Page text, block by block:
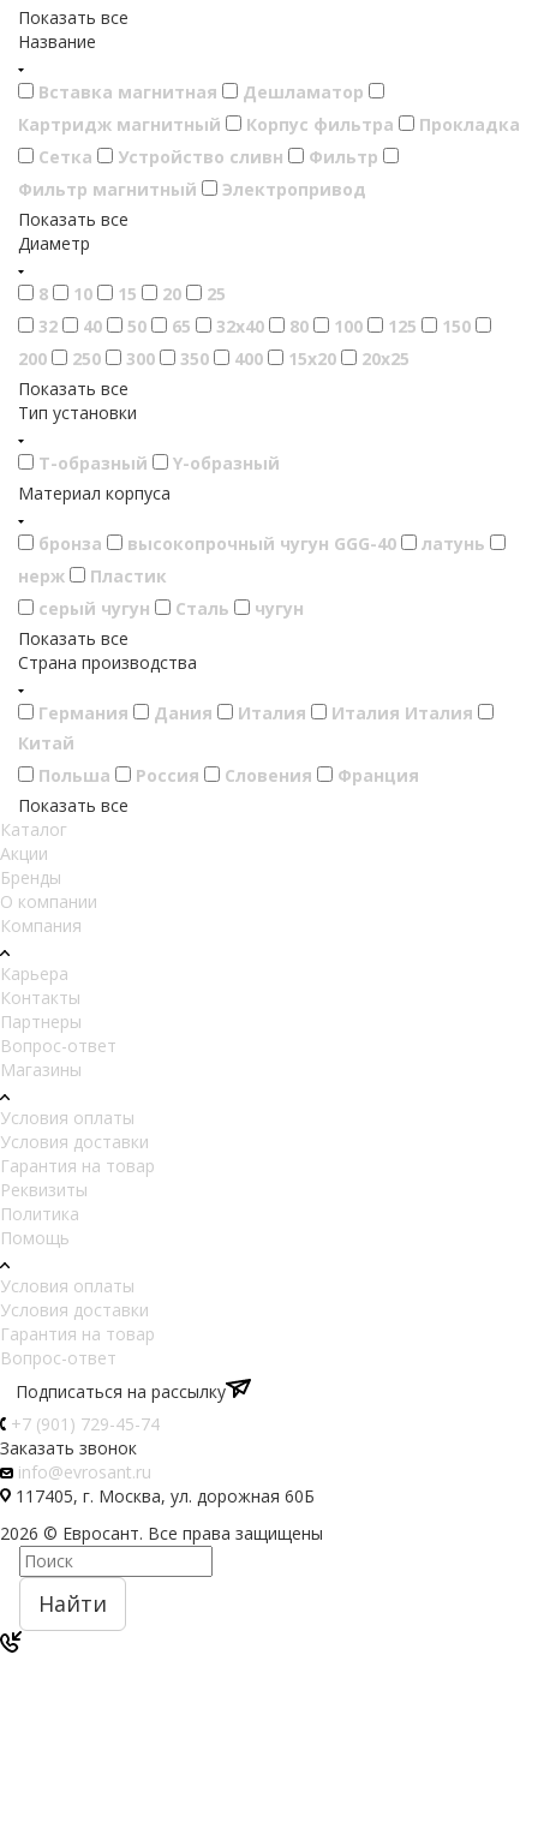
Показать все
Название
Вставка магнитная
Дешламатор
Картридж магнитный
Корпус фильтра
Прокладка
Сетка
Устройство сливн
Фильтр
Фильтр магнитный
Электропривод
Показать все
Диаметр
8 10 15 20
25
32
40 50 65 32х40 80 100 125
150
200
250 300 350 400 15х20
20х25
Показать все
Тип установки
T-образный
Y-образный
Материал корпуса
бронза высокопрочный чугун GGG-40
латунь
нерж
Пластик
серый чугун
Сталь
чугун
Показать все
Страна производства
Германия Дания Италия
Италия Италия
Китай
Польша
Россия Словения
Франция
Показать все
Каталог
Акции
Бренды
О компании
Компания
Карьера
Контакты
Партнеры
Вопрос-ответ
Магазины
Условия оплаты
Условия доставки
Гарантия на товар
Реквизиты
Политика
Помощь
Условия оплаты
Условия доставки
Гарантия на товар
Вопрос-ответ
Подписаться на рассылку
+7 (901) 729-45-74
Заказать звонок
info@evrosant.ru
117405, г. Москва, ул. дорожная 60Б
2026 © Евросант. Все права защищены
Найти